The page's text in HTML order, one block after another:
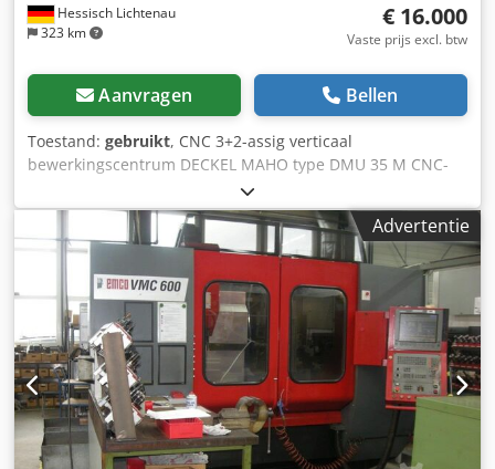
Hessisch Lichtenau
323 km
€ 16.000
Vaste prijs excl. btw
Aanvragen Bellen
Toestand: gebruikt, CNC 3+2-assig verticaal
bewerkingscentrum DECKEL MAHO type DMU 35 M CNC-
besturing SIEMENS 810D met ShopMill Merknr.
11065353554 Bouwjaar 2001 Rijwegen: X: 350 mm, Y: 240
mm, Z: 340 mm Tafelbewegingen: C-as: 360° Draaibereik:
+105° / -15° Universele draaitafel: 400 x 290 mm,
middengat 30H6 Tafelbelasting: max. 100 kg Afstand
spilneus - tafel: min. 145 mm tot max. 485 mm
Doorvoersnelheid: 5.000 mm/min Snelle verplaatsing (X / Y
/ Z): 5 m/min Invoerfijnheid: 0,01 mm Totaal benodigd
vermogen: 15 kVA Toerentalbereik hoofdspil: 20 - 6.300
min/-1 Aandrijfvermogen - hoofdspil: 6,3 / 10 kW (100% /
40% ED) Koppel: max. 55 / 80 Nm Gereedschapshouder: SK
40 DIN 69871 Trekbouten: DIN 69872 of ISO 7388/2 type B
Advertentie